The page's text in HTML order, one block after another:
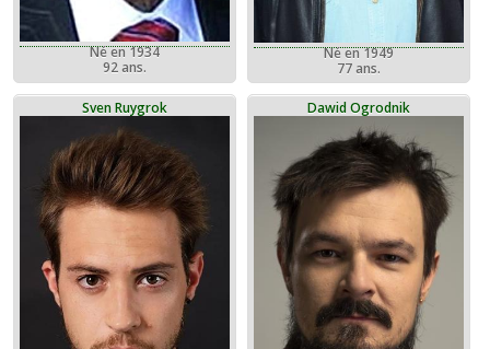
Né en 1934
92 ans.
Né en 1949
77 ans.
Sven Ruygrok Dawid Ogrodnik